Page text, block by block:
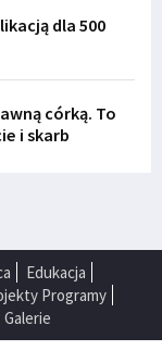
dla 500
córką. To
i skarb
Edukacja
Programy
Galerie